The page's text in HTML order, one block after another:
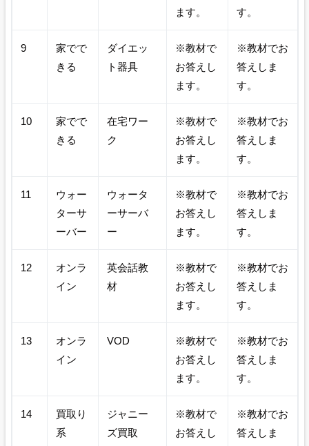
ます。 す。
9
家でで
きる
ダイエッ
ト器具
※教材で
お答えし
ます。
※教材でお
答えしま
す。
10
家でで
きる
在宅ワー
ク
※教材で
お答えし
ます。
※教材でお
答えしま
す。
11
ウォー
ターサ
ーバー
ウォータ
ーサーバ
ー
※教材で
お答えし
ます。
※教材でお
答えしま
す。
12
オンラ
イン
英会話教
材
※教材で
お答えし
ます。
※教材でお
答えしま
す。
13
オンラ
イン
VOD
※教材で
お答えし
ます。
※教材でお
答えしま
す。
14
買取り
系
ジャニー
ズ買取
※教材で
お答えし
※教材でお
答えしま